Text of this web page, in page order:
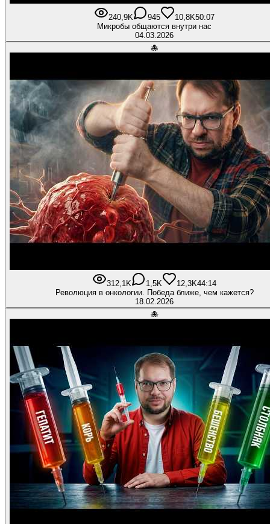
240,9K 945 10,8K50:07
Микробы общаются внутри нас
04.03.2026
🐙
312,1K 1,5K 12,3K44:14
Революция в онкологии. Победа ближе, чем кажется?
18.02.2026
🐙